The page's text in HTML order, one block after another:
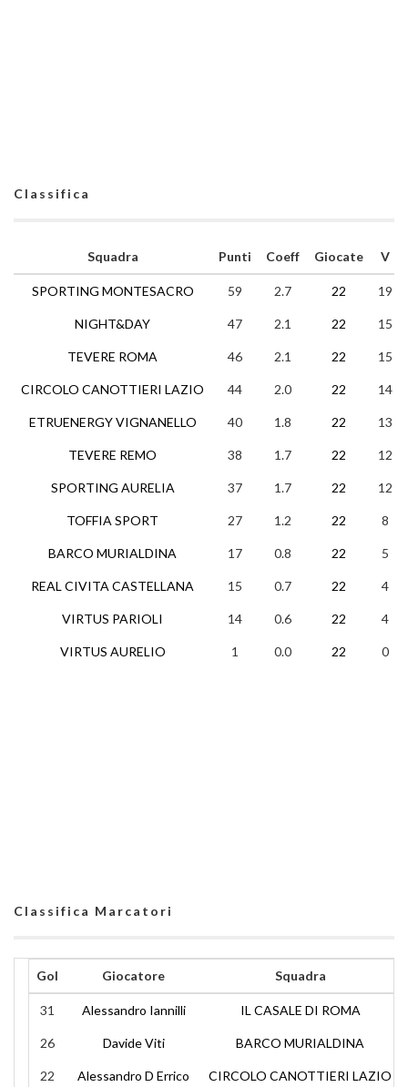
Classifica
Squadra
SPORTING MONTESACRO
NIGHT&DAY
TEVERE ROMA
CIRCOLO CANOTTIERI LAZIO
ETRUENERGY VIGNANELLO
TEVERE REMO
SPORTING AURELIA
TOFFIA SPORT
BARCO MURIALDINA
REAL CIVITA CASTELLANA
VIRTUS PARIOLI
VIRTUS AURELIO
Punti Coeff Giocate V
59 2.7 22 19
47 2.1 22 15
46 2.1 22 15
44 2.0 22 14
40 1.8 22 13
38 1.7 22 12
37 1.7 22 12
27 1.2 22 8
17 0.8 22 5
15 0.7 22 4
14 0.6 22 4
1 0.0 22 0
Classifica Marcatori
Gol Giocatore Squadra
31 Alessandro Iannilli IL CASALE DI ROMA
26 Davide Viti BARCO MURIALDINA
22 Alessandro D Errico CIRCOLO CANOTTIERI LAZIO